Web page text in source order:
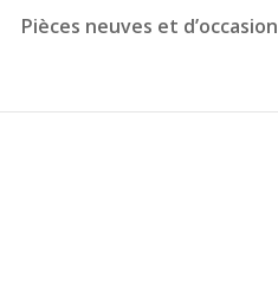
Pièces neuves et d’occasion